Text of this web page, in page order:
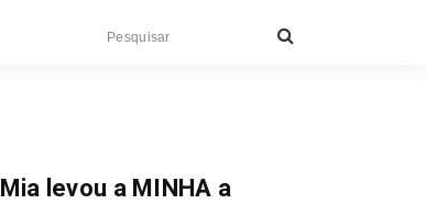
Mia levou a MINHA a